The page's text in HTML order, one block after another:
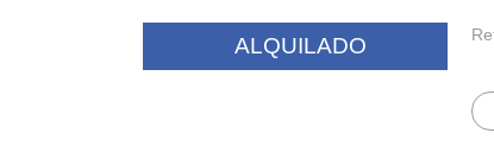
ALQUILADO